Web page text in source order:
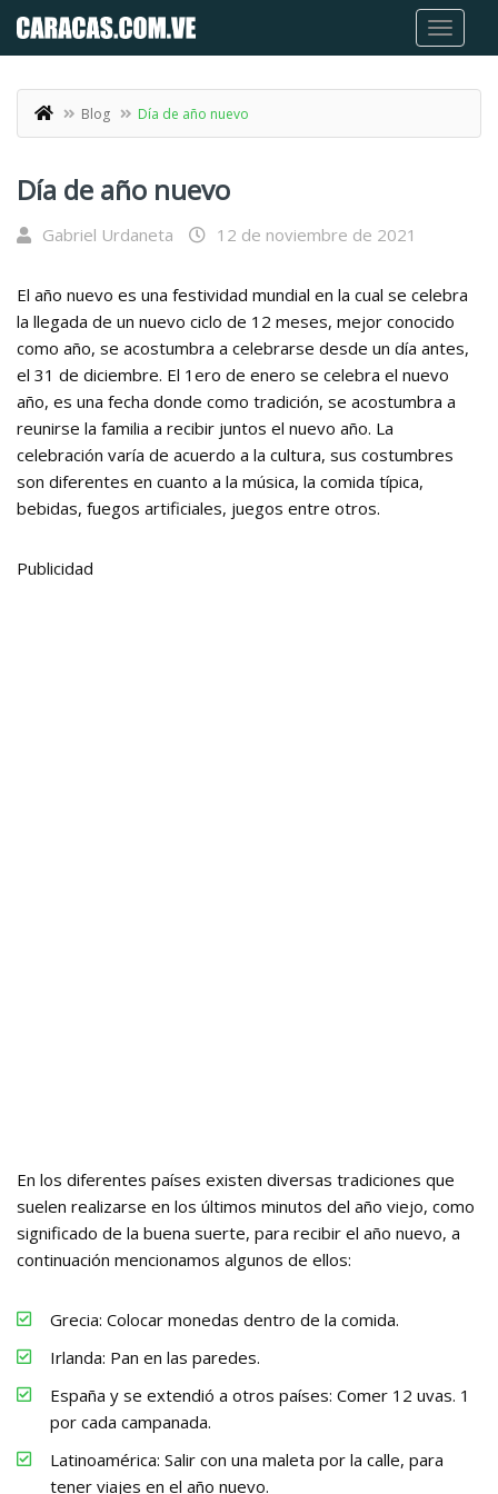
Blog Día de año nuevo
Día de año nuevo
Gabriel Urdaneta 12 de noviembre de 2021
El año nuevo es una festividad mundial en la cual se celebra
la llegada de un nuevo ciclo de 12 meses, mejor conocido
como año, se acostumbra a celebrarse desde un día antes,
el 31 de diciembre. El 1ero de enero se celebra el nuevo
año, es una fecha donde como tradición, se acostumbra a
reunirse la familia a recibir juntos el nuevo año. La
celebración varía de acuerdo a la cultura, sus costumbres
son diferentes en cuanto a la música, la comida típica,
bebidas, fuegos artificiales, juegos entre otros.
Publicidad
En los diferentes países existen diversas tradiciones que
suelen realizarse en los últimos minutos del año viejo, como
significado de la buena suerte, para recibir el año nuevo, a
continuación mencionamos algunos de ellos:
Grecia: Colocar monedas dentro de la comida.
Irlanda: Pan en las paredes.
España y se extendió a otros países: Comer 12 uvas. 1
por cada campanada.
Latinoamérica: Salir con una maleta por la calle, para
tener viajes en el año nuevo.